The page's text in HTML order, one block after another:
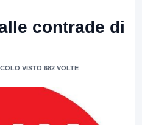
contrade di
VISTO 682 VOLTE